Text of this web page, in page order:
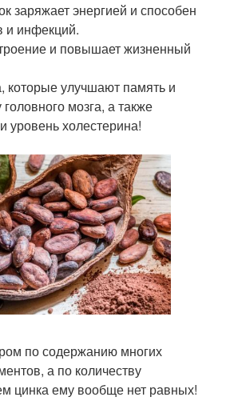
заряжает энергией и способен
и инфекций.
и повышает жизненный
улучшают память и
мозга, а также
уровень холестерина!
по содержанию многих
а по количеству
цинка ему вообще нет равных!